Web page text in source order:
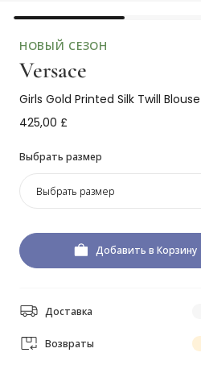
НОВЫЙ СЕЗОН
Versace
Girls Gold Printed Silk Twill Blouse
425,00 £
Выбрать размер
Выбрать размер
Добавить в Корзину
Доставка
Возвраты